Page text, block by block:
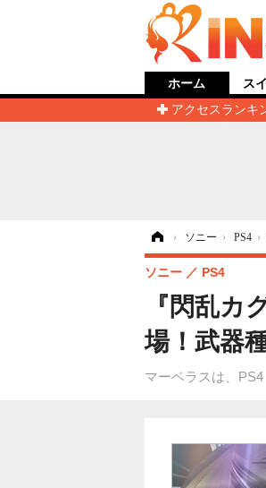
ホーム
アクセスランキ
ス
› ソニー › PS4 ›
『閃乱
場！武器
マーベラスは、
ソニー PS4